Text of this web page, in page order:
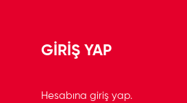
GİRİŞ YAP
Hesabına giriş yap.